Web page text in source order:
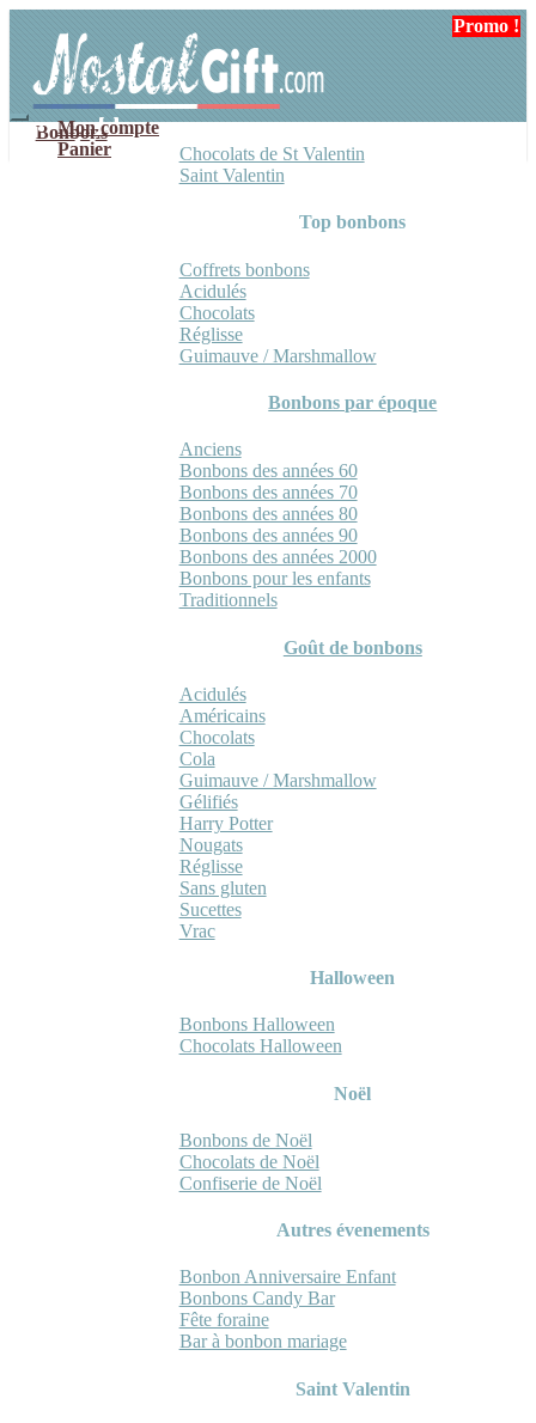
navigation
contenu
Mon compte
Panier
Bonbons
Chocolats de St Valentin
Saint Valentin
Top bonbons
Coffrets bonbons
Acidulés
Chocolats
Réglisse
Guimauve / Marshmallow
Bonbons par époque
Anciens
Bonbons des années 60
Bonbons des années 70
Bonbons des années 80
Bonbons des années 90
Bonbons des années 2000
Bonbons pour les enfants
Traditionnels
Goût de bonbons
Acidulés
Américains
Chocolats
Cola
Guimauve / Marshmallow
Gélifiés
Harry Potter
Nougats
Réglisse
Sans gluten
Sucettes
Vrac
Halloween
Bonbons Halloween
Chocolats Halloween
Noël
Bonbons de Noël
Chocolats de Noël
Confiserie de Noël
Autres évenements
Bonbon Anniversaire Enfant
Bonbons Candy Bar
Fête foraine
Bar à bonbon mariage
Saint Valentin
Promo !